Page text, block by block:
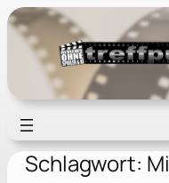
Zum
Inhalt
springen
Schlagwort: